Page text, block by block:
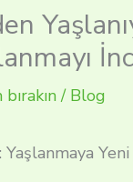
/ Blog
Yaşlanmaya